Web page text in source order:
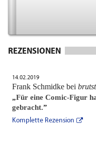
REZENSIONEN
14.02.2019
Frank Schmidke bei
„Für eine Comic-Figur
gebracht.”
Komplette Rezension